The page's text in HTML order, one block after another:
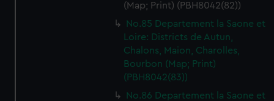
(Map; Print) (PBH8042(82))
No.85 Departement la Saone et
Loire: Districts de Autun,
Chalons, Maion, Charolles,
Bourbon (Map; Print)
(PBH8042(83))
No.86 Departement la Saone et